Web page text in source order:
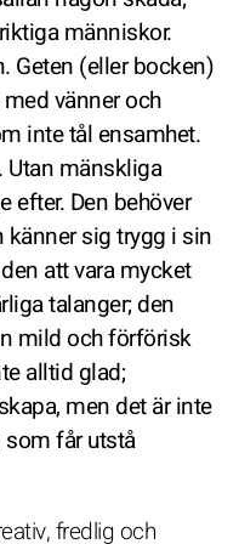
människor.
Geten (eller bocken)
vänner och
inte tål ensamhet.
Utan mänskliga
efter. Den behöver
sig trygg i sin
att vara mycket
talanger; den
mild och förförisk
alltid glad;
men det är inte
får utstå
fredlig och